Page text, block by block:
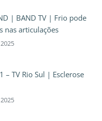
| BAND TV | Frio pode
nas articulações
– TV Rio Sul | Esclerose